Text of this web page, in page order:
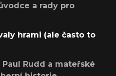
a rady pro
hrami (ale často to
Rudd a mateřské